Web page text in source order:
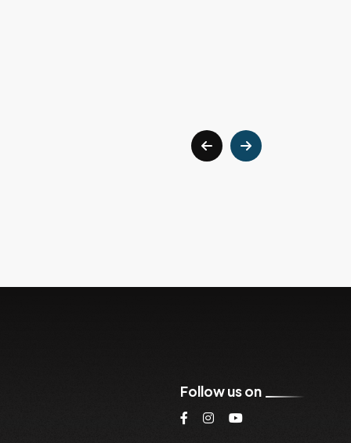
Follow us on